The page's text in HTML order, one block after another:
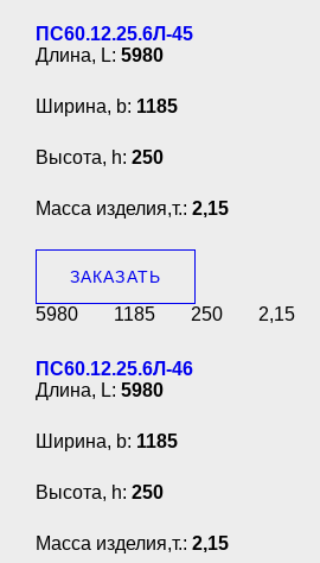
ПС60.12.25.6Л-45
Длина, L: 5980
Ширина, b: 1185
Высота, h: 250
Масса изделия,т.: 2,15
ЗАКАЗАТЬ
5980 1185 250 2,15
ПС60.12.25.6Л-46
Длина, L: 5980
Ширина, b: 1185
Высота, h: 250
Масса изделия,т.: 2,15